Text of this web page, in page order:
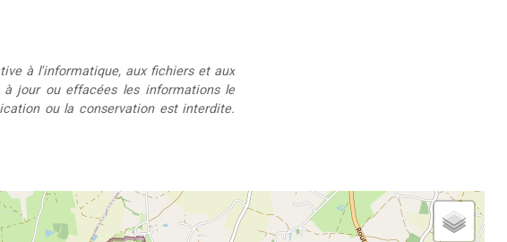
à l'informatique, aux fichiers et aux
jour ou effacées les informations le
ou la conservation est interdite.